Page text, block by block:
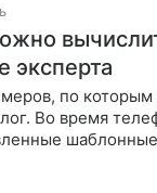
эксперта
по
Во время